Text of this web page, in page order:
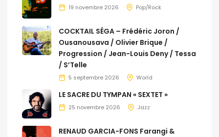
19 novembre 2026 Pop/Rock
COCKTAIL SÉGA – Frédéric Joron /
Ousanousava / Olivier Brique /
Progression / Jean-Louis Deny / Tessa
/ S’Telle
5 septembre 2026 World
LE SACRE DU TYMPAN « SEXTET »
25 novembre 2026 Jazz
RENAUD GARCIA-FONS Farangi &